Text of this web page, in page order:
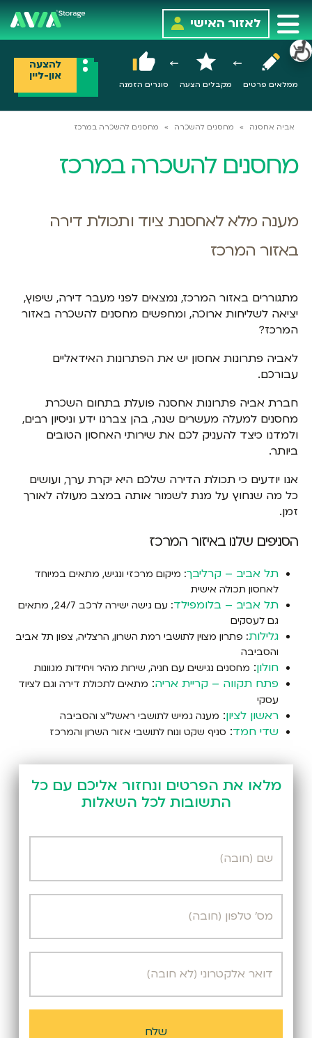
לאזור האישי
ממלאים פרטים מקבלים הצעה סוגרים הזמנה
להצעה
און-ליין
אביה אחסנה » מחסנים להשכרה » מחסנים להשכרה במרכז
מחסנים להשכרה במרכז
מענה מלא לאחסנת ציוד ותכולת דירה
באזור המרכז
מתגוררים באזור המרכז, נמצאים לפני מעבר דירה, שיפוץ,
יציאה לשליחות ארוכה, ומחפשים מחסנים להשכרה באזור
המרכז?
לאביה פתרונות אחסון יש את הפתרונות האידאליים
עבורכם.
חברת אביה פתרונות אחסנה פועלת בתחום השכרת
מחסנים למעלה מעשרים שנה, בהן צברנו ידע וניסיון רבים,
ולמדנו כיצד להעניק לכם את שירותי האחסון הטובים
ביותר.
אנו יודעים כי תכולת הדירה שלכם היא יקרת ערך, ועושים
כל מה שנחוץ על מנת לשמור אותה במצב מעולה לאורך
זמן.
הסניפים שלנו באיזור המרכז
תל אביב – קרליבך: מיקום מרכזי ונגיש, מתאים במיוחד
לאחסון תכולה אישית
תל אביב – בלומפילד
: עם גישה ישירה לרכב 24/7, מתאים
גם לעסקים
גלילות: פתרון מצוין לתושבי רמת השרון, הרצליה, צפון תל אביב
והסביבה
חולון: מחסנים נגישים עם חניה, שירות מהיר ויחידות מגוונות
פתח תקווה – קריית אריה: מתאים לתכולת דירה וגם לציוד
עסקי
ראשון לציון: מענה גמיש לתושבי ראשל"צ והסביבה
שדי חמד: סניף שקט ונוח לתושבי אזור השרון והמרכז
מלאו את הפרטים ונחזור אליכם עם כל
התשובות לכל השאלות